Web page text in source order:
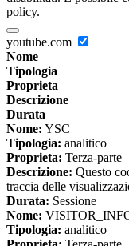
policy.
youtube.com
Nome
Tipologia
Proprieta
Descrizione
Durata
Nome: YSC
Tipologia: analitico
Proprieta: Terza-parte
Descrizione: Questo
traccia delle
Durata: Sessione
Nome:
Tipologia: analitico